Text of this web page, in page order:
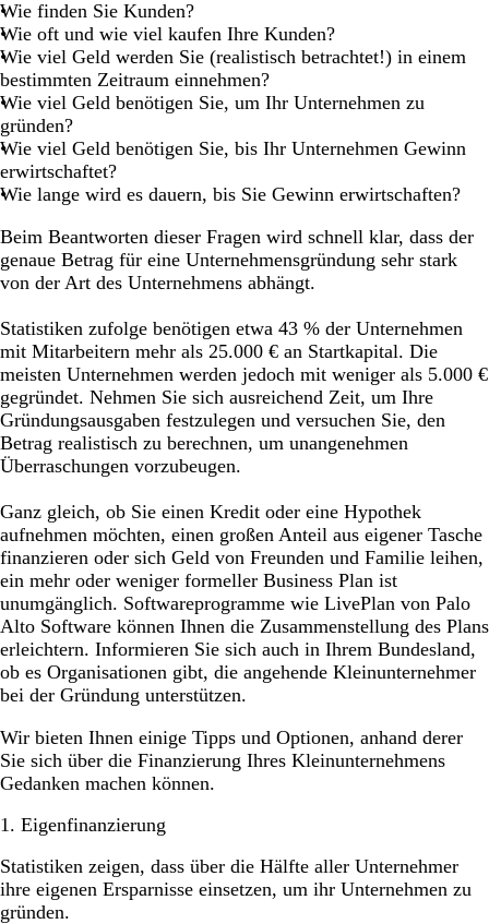
Wie finden Sie Kunden?
Wie oft und wie viel kaufen Ihre Kunden?
Wie viel Geld werden Sie (realistisch betrachtet!) in einem
bestimmten Zeitraum einnehmen?
Wie viel Geld benötigen Sie, um Ihr Unternehmen zu
gründen?
Wie viel Geld benötigen Sie, bis Ihr Unternehmen Gewinn
erwirtschaftet?
Wie lange wird es dauern, bis Sie Gewinn erwirtschaften?
Beim Beantworten dieser Fragen wird schnell klar, dass der
genaue Betrag für eine Unternehmensgründung sehr stark
von der Art des Unternehmens abhängt.
Statistiken zufolge benötigen etwa 43 % der Unternehmen
mit Mitarbeitern mehr als 25.000 € an Startkapital. Die
meisten Unternehmen werden jedoch mit weniger als 5.000 €
gegründet. Nehmen Sie sich ausreichend Zeit, um Ihre
Gründungsausgaben festzulegen und versuchen Sie, den
Betrag realistisch zu berechnen, um unangenehmen
Überraschungen vorzubeugen.
Ganz gleich, ob Sie einen Kredit oder eine Hypothek
aufnehmen möchten, einen großen Anteil aus eigener Tasche
finanzieren oder sich Geld von Freunden und Familie leihen,
ein mehr oder weniger formeller Business Plan ist
unumgänglich. Softwareprogramme wie LivePlan von Palo
Alto Software können Ihnen die Zusammenstellung des Plans
erleichtern. Informieren Sie sich auch in Ihrem Bundesland,
ob es Organisationen gibt, die angehende Kleinunternehmer
bei der Gründung unterstützen.
Wir bieten Ihnen einige Tipps und Optionen, anhand derer
Sie sich über die Finanzierung Ihres Kleinunternehmens
Gedanken machen können.
1. Eigenfinanzierung
Statistiken zeigen, dass über die Hälfte aller Unternehmer
ihre eigenen Ersparnisse einsetzen, um ihr Unternehmen zu
gründen.